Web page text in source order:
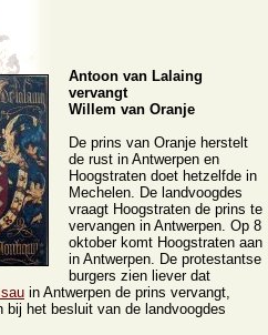
Antoon van Lalaing
vervangt
Willem van Oranje
De prins van Oranje herstelt
de rust in Antwerpen en
Hoogstraten doet hetzelfde in
Mechelen. De landvoogdes
vraagt Hoogstraten de prins te
vervangen in Antwerpen. Op 8
oktober komt Hoogstraten aan
in Antwerpen. De protestantse
burgers zien liever dat
in Antwerpen de prins vervangt,
bij het besluit van de landvoogdes